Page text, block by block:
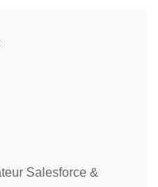
Salesforce &